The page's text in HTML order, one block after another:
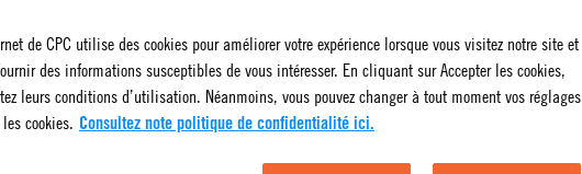
Finish Pressure Range
Vacuum to 125 psi, 8.6 bar
de CPC utilise des cookies pour améliorer votre expérience lorsque vous visitez notre site et
des informations susceptibles de vous intéresser. En cliquant sur Accepter les cookies,
leurs conditions d’utilisation. Néanmoins, vous pouvez changer à tout moment vos réglages
cookies. Consultez note politique de confidentialité ici.